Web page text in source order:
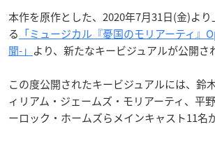
本作を原作とした、2020年7月31日(金)よ
る 「ミュージカル『憂国のモリアーティ』
聞-」 より、新たなキービジュアルが公開さ
この度公開されたキービジュアルには、鈴
ィリアム・ジェームズ・モリアーティ、平
ーロック・ホームズらメインキャスト11名